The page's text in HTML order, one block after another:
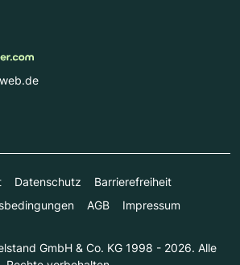
Datenschutz
Barrierefreiheit
AGB Impressum
GmbH & Co. KG 1998 - 2026. Alle